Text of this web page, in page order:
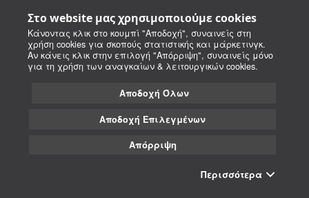
Στο website μας χρησιμοποιούμε cookies
Κάνοντας κλικ στο κουμπί "Αποδοχή", συναινείς στη
χρήση cookies για σκοπούς στατιστικής και μάρκετινγκ.
Αν κάνεις κλικ στην επιλογή "Απόρριψη", συναινείς μόνο
για τη χρήση των αναγκαίων & λειτουργικών cookies.
Αποδοχή Όλων
Αποδοχή Επιλεγμένων
Απόρριψη
Περισσότερα